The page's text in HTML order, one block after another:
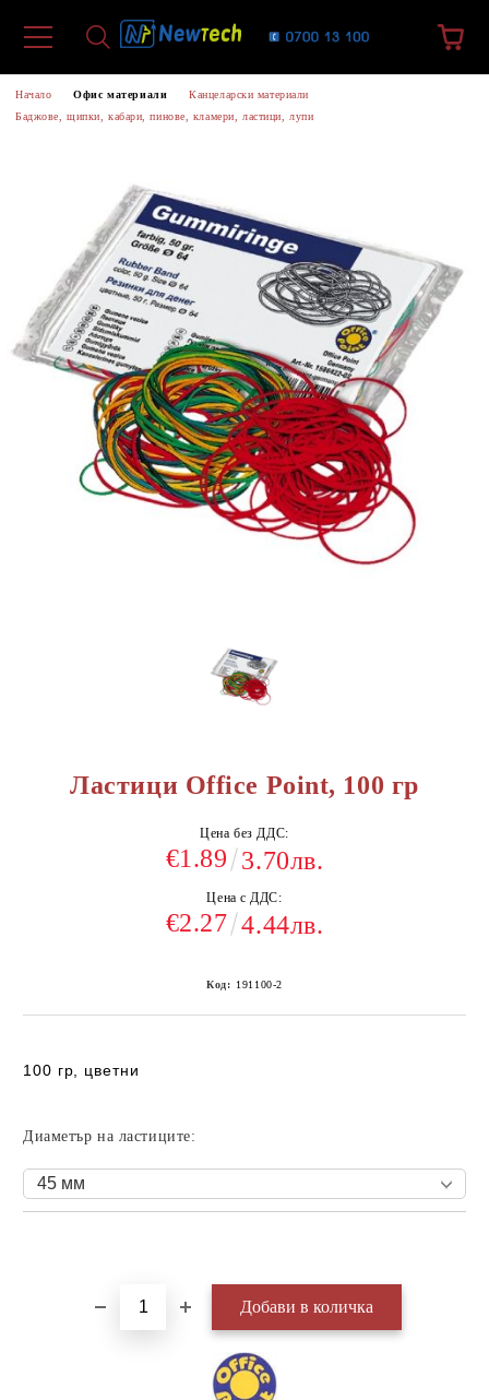
Начало Офис материали
Канцеларски материали
Баджове, щипки, кабари, пинове, кламери, ластици, лупи
Ластици Office Point, 100 гр
Цена без ДДС:
€1.89 3.70лв.
Цена с ДДС:
€2.27 4.44лв.
Код: 191100-2
100 гр, цветни
Диаметър на ластиците: